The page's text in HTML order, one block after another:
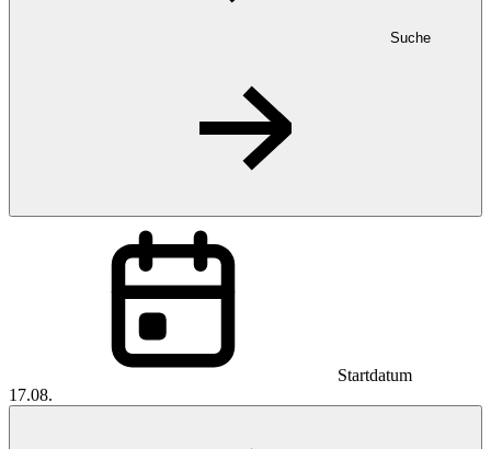
Suche
Startdatum
17.08.